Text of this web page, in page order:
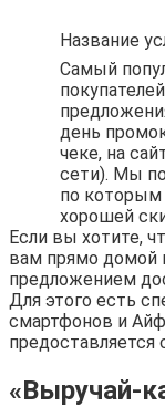
Название
Самый
день
чеке, на
сети). Мы
по
хорошей
Если вы хотите,
вам прямо домой
предложением
Для этого есть
смартфонов и
предоставляется
«Выручай-